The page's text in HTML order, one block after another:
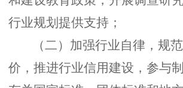
行业规划提供支持；
（二）加强行业自律，规
价，推进行业信用建设，参与